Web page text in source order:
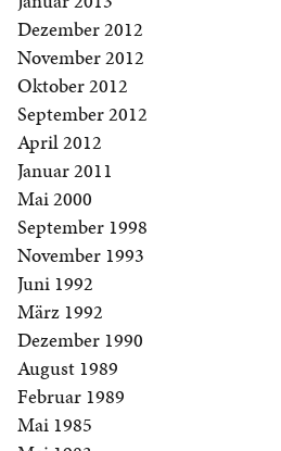
Dezember 2012
November 2012
Oktober 2012
September 2012
April 2012
Januar 2011
Mai 2000
September 1998
November 1993
Juni 1992
März 1992
Dezember 1990
August 1989
Februar 1989
Mai 1985